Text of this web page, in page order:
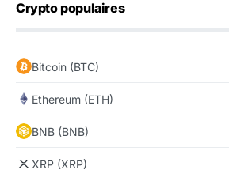
Crypto populaires
Bitcoin (BTC)
Ethereum (ETH)
BNB (BNB)
XRP (XRP)